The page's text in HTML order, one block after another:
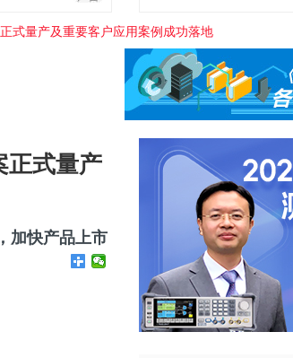
式量产及重要客户应用案例成功落地
正式量产
加快产品上市